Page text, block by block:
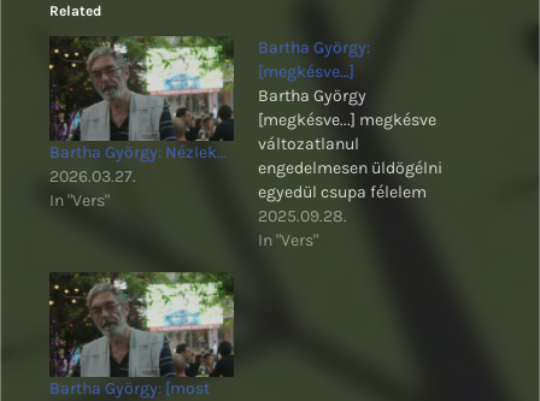
Related
Bartha György: Nézlek…
2026.03.27.
In "Vers"
Bartha György:
[megkésve…]
Bartha György
[megkésve...] megkésve
változatlanul
engedelmesen üldögélni
egyedül csupa félelem
Bartha György verse
legutóbb a Szöveten:
2025.09.28.
In "Vers"
Bartha György: [most